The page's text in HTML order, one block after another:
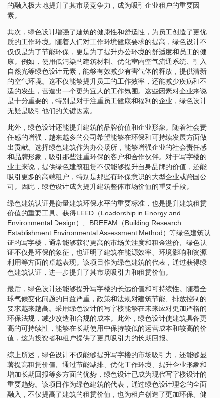
的融入极大地提升了其市场竞争力，成为吸引企业租户的重要因
素。
其次，绿色设计增强了建筑的健康性和舒适性，为员工创造了更优
质的工作环境。随着人们对工作环境健康要求的提高，绿色设计不
仅仅是为了节能环保，更是为了提升办公环境的舒适度和员工的健
康。例如，使用低污染的建筑材料、优化室内空气流通系统、引入
自然光等绿色设计元素，能够有效减少有害气体的释放，提供清新
的空气环境。这不仅能够提升员工的工作效率，还能减少疾病和不
适的发生，营造出一个更为宜人的工作氛围。这些因素对企业来说
是十分重要的，特别是对于注重员工健康和福利的企业，绿色设计
无疑是吸引他们的关键因素。
此外，绿色设计还能提升建筑的品牌价值和企业形象。随着社会责
任感的增强，越来越多的公司希望能够在环保和可持续发展方面做
出贡献。选择绿色建筑作为办公场所，能够增强企业的社会责任感
和品牌形象，吸引那些注重环保的客户和合作伙伴。对于写字楼的
业主来说，提供绿色建筑租赁不仅能够提升自身品牌的价值，还能
吸引更多的高端租户，特别是那些有环保意识的大型企业或跨国公
司。因此，绿色设计成为提升建筑整体市场价值的重要手段。
绿色建筑认证是衡量建筑环保水平的重要标准，也是提升建筑租赁
价值的重要工具。获得LEED（Leadership in Energy and
Environmental Design）、BREEAM（Building Research
Establishment Environmental Assessment Method）等绿色建筑认
证的写字楼，通常能够获得更高的市场关注度和租金溢价。绿色认
证不仅是环保的象征，也证明了建筑在能源效率、环境影响和资源
利用等方面的卓越表现。该项目作为绿色建筑的代表，通过获得绿
色建筑认证，进一步提升了其市场吸引力和租赁价值。
最后，绿色设计还能够提升写字楼的长远价值和可持续性。随着全
球气候变化问题的日益严重，政策和法规对建筑节能、排放控制的
要求越来越高。采用绿色设计的写字楼能够在未来应对更加严格的
环保法规，减少改造和合规的成本。此外，绿色设计使建筑具备更
高的可持续性，能够在长期使用中保持较低的运营成本和较高的价
值，这为投资者和租户提供了更具吸引力的长期回报。
综上所述，绿色设计不仅能够提升写字楼的市场吸引力，还能够显
著提高租赁价值。通过节能减排、优化工作环境、提升企业形象和
增加长期回报等多方面的优势，绿色设计已成为现代写字楼设计的
重要趋势。该项目作为绿色建筑的代表，通过绿色设计理念的全面
融入，不仅提高了建筑的租赁价值，也为租户创造了更加环保、健